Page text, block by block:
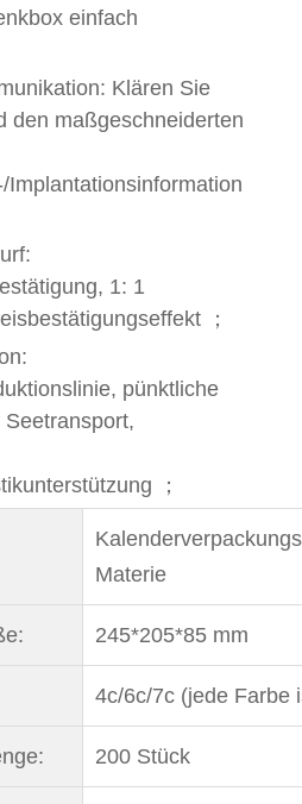
einfach
Klären Sie
den maßgeschneiderten
Implantationsinformation
1: 1
；
pünktliche
；
Materie
245*205*85 mm
4c/6c/7c (jede Farbe
200 Stück